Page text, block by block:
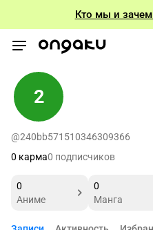
Кто мы и
2
@240bb571510346309366
0 карма0 подписчиков
0
Аниме
0
Манга